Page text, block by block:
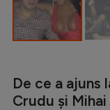
JO
De ce a ajuns
Crudu și